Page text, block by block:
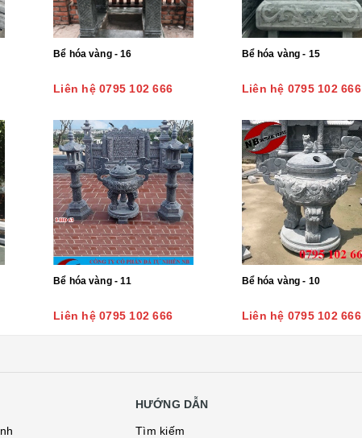
Bể hóa vàng - 16
Liên hệ 0795 102 666
Bể hóa vàng - 15
Liên hệ 0795 102 666
Bể hóa vàng - 11
Liên hệ 0795 102 666
Bể hóa vàng - 10
Liên hệ 0795 102 666
HƯỚNG DẪN
Tìm kiếm